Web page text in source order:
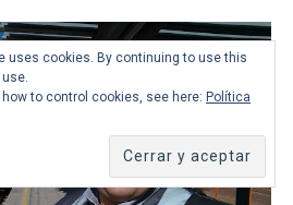
uses cookies. By continuing to use this
to control cookies, see here: Política